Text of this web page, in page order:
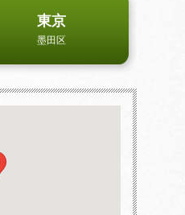
東京
墨田区